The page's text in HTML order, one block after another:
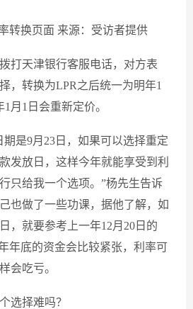
转换页面 来源：受访者提供
打天津银行客服电话，对方表
，转换为LPR之后统一为明年1
月1日会重新定价。
期是9月23日，如果可以选择重定
发放日，这样今年就能享受到利
只给我一个选项。”杨先生告诉
也做了一些功课，据他了解，如
，就要参考上一年12月20日的
年底的资金会比较紧张，利率可
会吃亏。
选择难吗？